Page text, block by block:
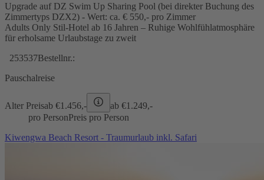
Upgrade auf DZ Swim Up Sharing Pool (bei direkter Buchung des
Zimmertyps DZX2) - Wert: ca. € 550,- pro Zimmer
Adults Only Stil-Hotel ab 16 Jahren – Ruhige Wohlfühlatmosphäre
für erholsame Urlaubstage zu zweit
253537Bestellnr.:
Pauschalreise
Alter Preisab €1.456,- ab €1.249,-
pro PersonPreis pro Person
Kiwengwa Beach Resort - Traumurlaub inkl. Safari